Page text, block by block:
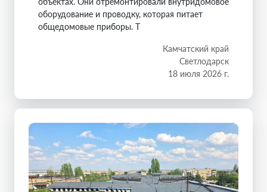
оборудование и проводку, которая питает
общедомовые приборы. Т
Камчатский край
Светлодарск
18 июля 2026 г.